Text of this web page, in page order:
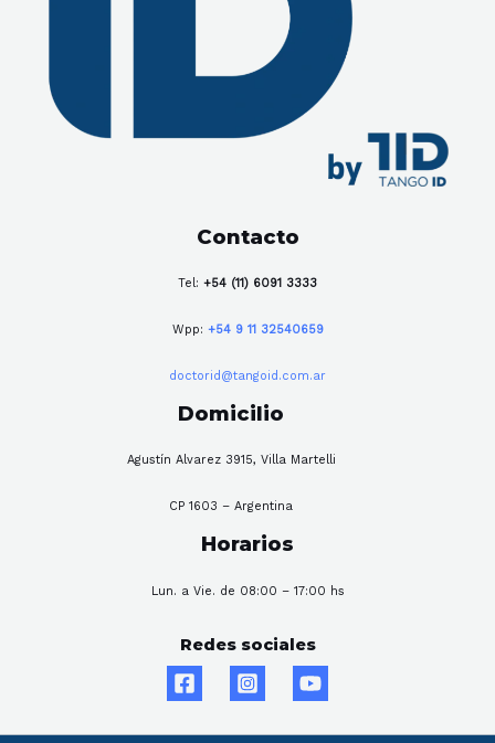
Contacto
Tel: +54 (11) 6091 3333
Wpp: +54 9 11 32540659
doctorid@tangoid.com.ar
Domicilio
Agustín Alvarez 3915, Villa Martelli
CP 1603 – Argentina
Horarios
Lun. a Vie. de 08:00 – 17:00 hs
Redes sociales